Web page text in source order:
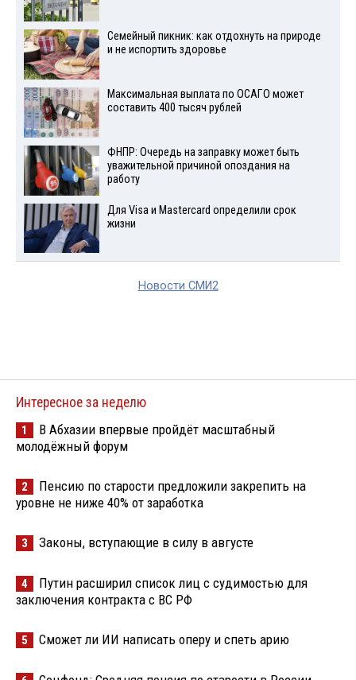
Семейный пикник: как отдохнуть на природе
и не испортить здоровье
Максимальная выплата по ОСАГО может
составить 400 тысяч рублей
ФНПР: Очередь на заправку может быть
уважительной причиной опоздания на
работу
Для Visа и Mastercard определили срок
жизни
Новости СМИ2
Интересное за неделю
1
В Абхазии впервые пройдёт масштабный
молодёжный форум
2
Пенсию по старости предложили закрепить на
уровне не ниже 40% от заработка
3 Законы, вступающие в силу в августе
4
Путин расширил список лиц с судимостью для
заключения контракта с ВС РФ
5 Сможет ли ИИ написать оперу и спеть арию